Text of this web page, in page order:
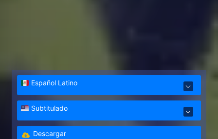
Español Latino
Subtitulado
Descargar